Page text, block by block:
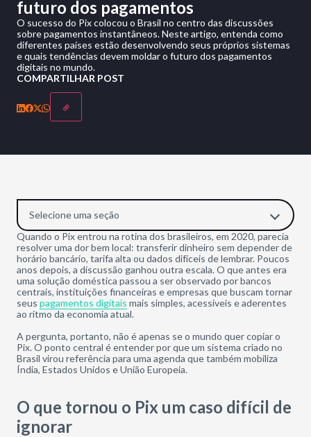
futuro dos pagamentos
O sucesso do Pix colocou o Brasil no centro das discussões
sobre pagamentos instantâneos. Neste artigo, entenda como
diferentes países estão desenvolvendo seus próprios sistemas
e quais tendências devem moldar o futuro dos pagamentos
digitais no mundo.
COMPARTILHAR POST
Selecione uma seção
Quando o Pix entrou na rotina dos brasileiros, em 2020, parecia
resolver uma dor bem local: transferir dinheiro sem depender de
horário bancário, tarifa alta ou dados difíceis de lembrar. Poucos
anos depois, a discussão ganhou outra escala. O que antes era
uma solução doméstica passou a ser observado por bancos
centrais, instituições financeiras e empresas que buscam tornar
seus pagamentos digitais mais simples, acessíveis e aderentes
ao ritmo da economia atual.
A pergunta, portanto, não é apenas se o mundo quer copiar o
Pix. O ponto central é entender por que um sistema criado no
Brasil virou referência para uma agenda que também mobiliza
Índia, Estados Unidos e União Europeia.
O que tornou o Pix um caso difícil de
ignorar